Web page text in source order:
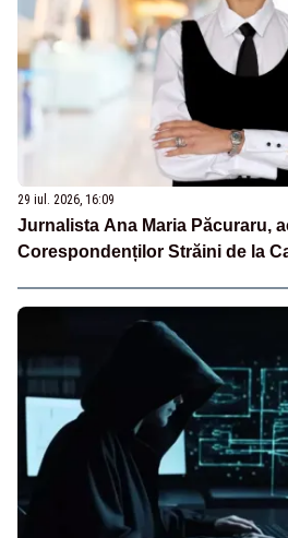
29 iul. 2026, 16:09
Jurnalista Ana Maria Păcuraru,
Corespondenților Străini de la